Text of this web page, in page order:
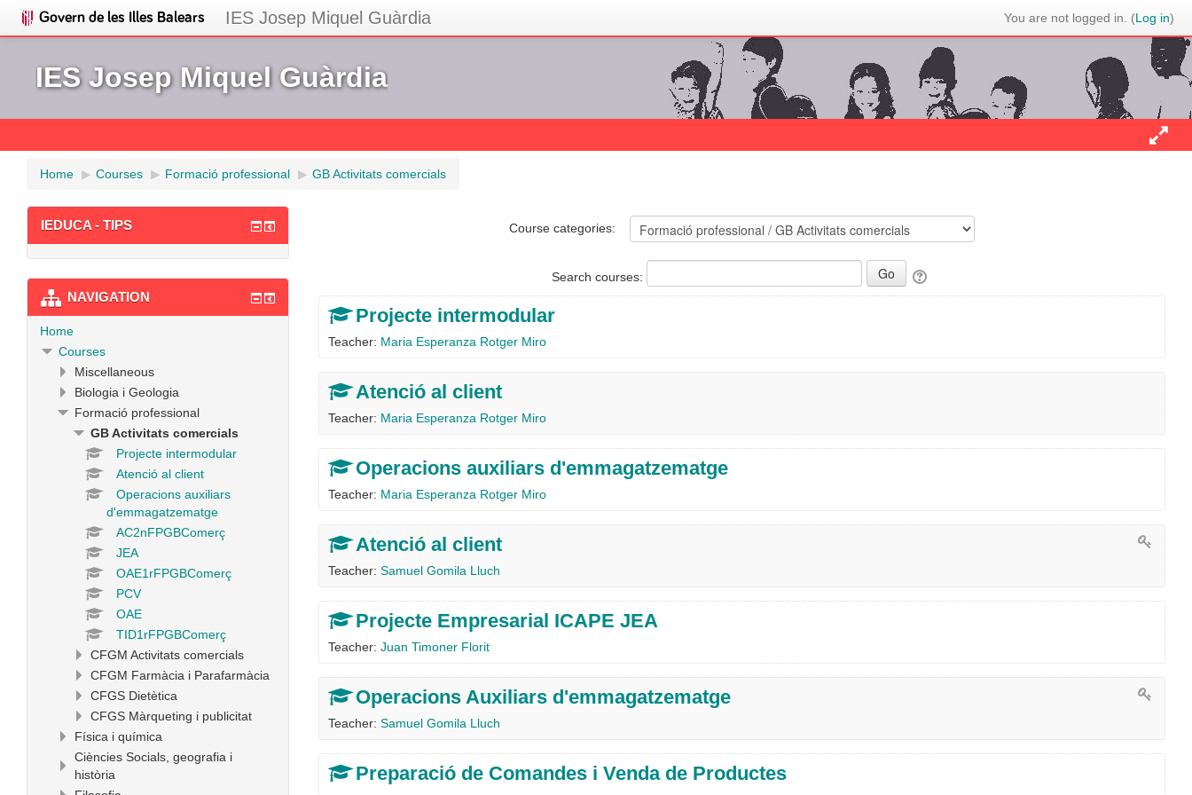
IES Josep Miquel Guàrdia You are not logged in. (Log in)
IES Josep Miquel Guàrdia
Home ▶︎ Courses ▶︎ Formació professional ▶︎ GB Activitats comercials
Course categories:
Search courses:
Projecte intermodular
Teacher: Maria Esperanza Rotger Miro
Atenció al client
Teacher: Maria Esperanza Rotger Miro
Operacions auxiliars d'emmagatzematge
Teacher: Maria Esperanza Rotger Miro
Atenció al client
Teacher:Samuel Gomila Lluch
Projecte Empresarial ICAPE JEA
Teacher:Juan Timoner Florit
Operacions Auxiliars d'emmagatzematge
Teacher:Samuel Gomila Lluch
Preparació de Comandes i Venda de Productes
IEDUCA - TIPS
NAVIGATION
Home
Courses
Miscellaneous
Biologia i Geologia
Formació professional
GB Activitats comercials
Projecte intermodular
Atenció al client
Operacions auxiliars
d'emmagatzematge
AC2nFPGBComerç
JEA
OAE1rFPGBComerç
PCV
OAE
TID1rFPGBComerç
CFGM Activitats comercials
CFGM Farmàcia i Parafarmàcia
CFGS Dietètica
CFGS Màrqueting i publicitat
Física i química
Ciències Socials, geografia i
història